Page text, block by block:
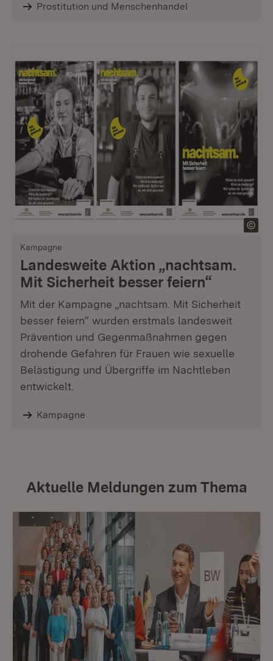
Prostitution und Menschenhandel
Kampagne
Landesweite Aktion „nachtsam.
Mit Sicherheit besser feiern“
Mit der Kampagne „nachtsam. Mit Sicherheit
besser feiern“ wurden erstmals landesweit
Prävention und Gegenmaßnahmen gegen
drohende Gefahren für Frauen wie sexuelle
Belästigung und Übergriffe im Nachtleben
entwickelt.
Kampagne
Aktuelle Meldungen zum Thema